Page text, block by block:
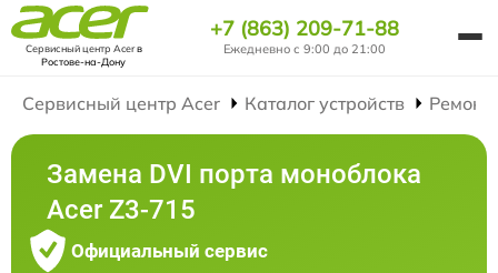
Сервисный центр Acerв
Ростове-на-Дону
+7 (863) 209-71-88
Ежедневно с 9:00 до 21:00
Сервисный центр Acer Каталог устройств Ремонт
Замена DVI порта моноблока
Acer Z3-715
Официальный сервис